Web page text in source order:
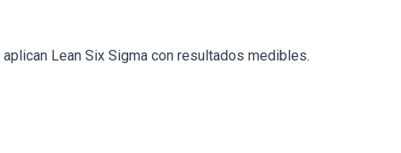
Lean Six Sigma con resultados medibles.